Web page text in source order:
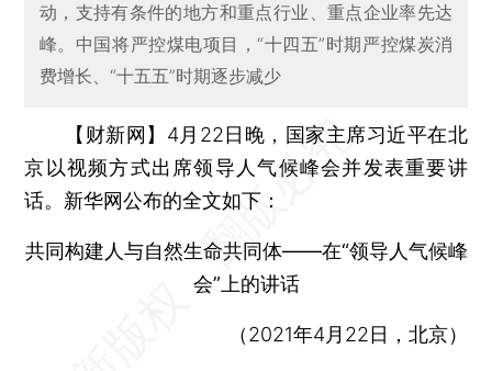
动，支持有条件的地方和重点行业、重点企业率先达
峰。中国将严控煤电项目，“十四五”时期严控煤炭消
费增长、“十五五”时期逐步减少
【财新网】 4月22日晚，国家主席习近平在北
京以视频方式出席领导人气候峰会并发表重要讲
话。新华网公布的全文如下：
共同构建人与自然生命共同体——在“领导人气候峰
会”上的讲话
（2021年4月22日，北京）